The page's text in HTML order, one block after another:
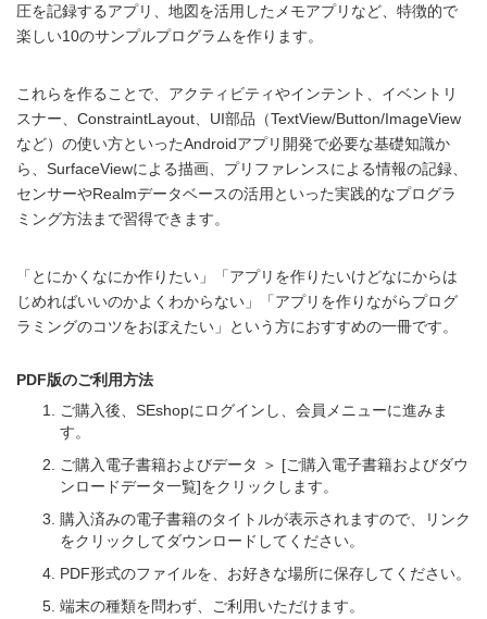
圧を記録するアプリ、地図を活用したメモアプリなど、特徴的で
楽しい10のサンプルプログラムを作ります。
これらを作ることで、アクティビティやインテント、イベントリ
スナー、ConstraintLayout、UI部品（TextView/Button/ImageView
など）の使い方といったAndroidアプリ開発で必要な基礎知識か
ら、SurfaceViewによる描画、プリファレンスによる情報の記録、
センサーやRealmデータベースの活用といった実践的なプログラ
ミング方法まで習得できます。
「とにかくなにか作りたい」「アプリを作りたいけどなにからは
じめればいいのかよくわからない」「アプリを作りながらプログ
ラミングのコツをおぼえたい」という方におすすめの一冊です。
PDF版のご利用方法
ご購入後、SEshopにログインし、会員メニューに進みま
す。
ご購入電子書籍およびデータ ＞ [ご購入電子書籍およびダウ
ンロードデータ一覧]をクリックします。
購入済みの電子書籍のタイトルが表示されますので、リンク
をクリックしてダウンロードしてください。
PDF形式のファイルを、お好きな場所に保存してください。
端末の種類を問わず、ご利用いただけます。